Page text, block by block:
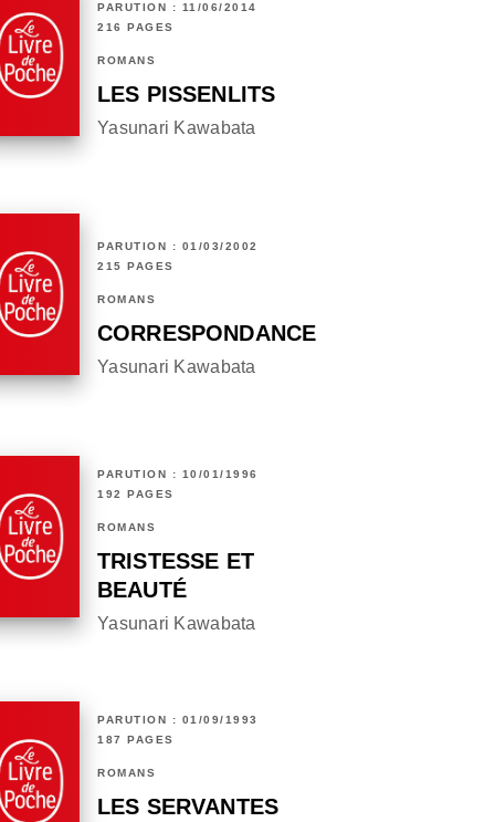
PARUTION : 11/06/2014
216 PAGES
ROMANS
LES PISSENLITS
Yasunari Kawabata
PARUTION : 01/03/2002
215 PAGES
ROMANS
CORRESPONDANCE
Yasunari Kawabata
PARUTION : 10/01/1996
192 PAGES
ROMANS
TRISTESSE ET
BEAUTÉ
Yasunari Kawabata
PARUTION : 01/09/1993
187 PAGES
ROMANS
LES SERVANTES